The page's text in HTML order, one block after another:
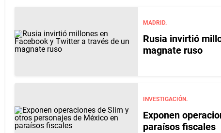
MADRID.
Rusia invirtió
magnate ruso
INVESTIGACIÓN.
Exponen
paraísos fiscales